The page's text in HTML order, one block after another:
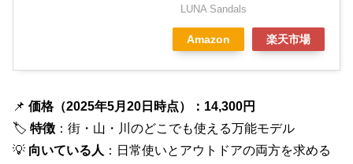
LUNA Sandals
Amazon 楽天市場
📌 価格（2025年5月20日時点）：14,300円
🏷 特徴 ：街・山・川のどこでも使える万能モデル
💡 向いている人 ：日常使いとアウトドアの両方を求める